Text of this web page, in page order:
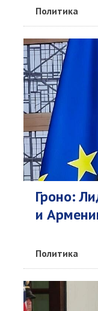
Политика
Гроно:
и
Политика